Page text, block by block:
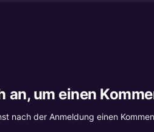
an, um einen
nach der Anmeldung einen